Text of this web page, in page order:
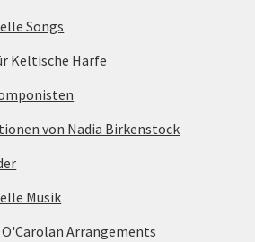
Songs
Keltische Harfe
von Nadia Birkenstock
Musik
Arrangements